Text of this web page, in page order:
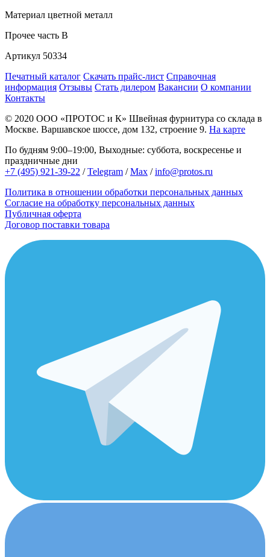
Материал цветной металл
Прочее часть B
Артикул 50334
Печатный каталог Скачать прайс-лист Справочная
информация Отзывы Стать дилером Вакансии О компании
Контакты
© 2020 ООО «ПРОТОС и К» Швейная фурнитура со склада в
Москве. Варшавское шоссе, дом 132, строение 9. На карте
По будням 9:00–19:00, Выходные: суббота, воскресенье и
праздничные дни
+7 (495) 921-39-22 /Telegram /Max /info@protos.ru
Политика в отношении обработки персональных данных
Согласие на обработку персональных данных
Публичная оферта
Договор поставки товара